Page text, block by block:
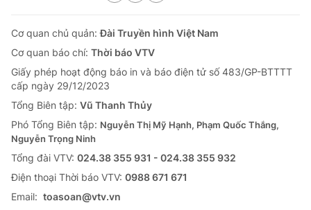
Cơ quan chủ quản:Đài Truyền hình Việt Nam
Cơ quan báo chí: Thời báo VTV
Giấy phép hoạt động báo in và báo điện tử số 483/GP-BTTTT
cấp ngày 29/12/2023
Tổng Biên tập: Vũ Thanh Thủy
Phó Tổng Biên tập: Nguyễn Thị Mỹ Hạnh, Phạm Quốc Thắng,
Nguyễn Trọng Ninh
Tổng đài VTV: 024.38 355 931 - 024.38 355 932
Ðiện thoại Thời báo VTV: 0988 671 671
Email: toasoan@vtv.vn